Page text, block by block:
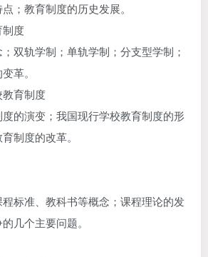
；教育制度的历史发展。
制度
双轨学制；单轨学制；分支型学制；
革。
教育制度
的演变；我国现行学校教育制度的形
制度的改革。
标准、教科书等概念；课程理论的发
几个主要问题。